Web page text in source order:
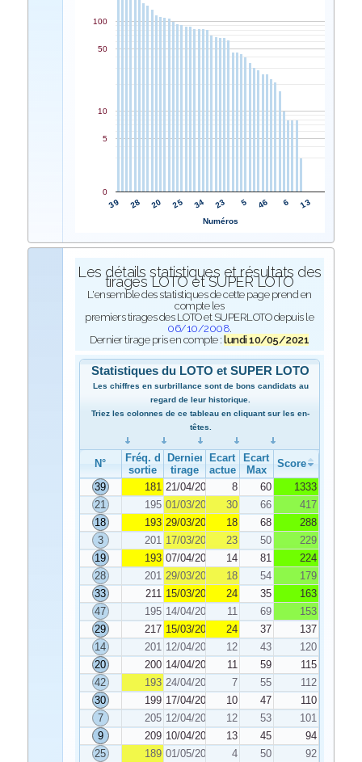
39 28 20 25 34 23 5 46 6 13
0
5
10
50
100
Numéros
Les détails statistiques et résultats des
tirages LOTO et SUPER LOTO
L'ensemble des statistiques de cette page prend en
compte les
premiers tirages des LOTO et SUPERLOTO depuis le
06/10/2008.
Dernier tirage pris en compte :lundi 10/05/2021
Statistiques du LOTO et SUPER LOTO
Les chiffres en surbrillance sont de bons candidats au
regard de leur historique.
Triez les colonnes de ce tableau en cliquant sur les en-
têtes.
N°
Fréq. de
sortie
Dernier
tirage
Ecart
actuel
Ecart
Max
Score
39
181 21/04/2021 8 60
1333
21
195 01/03/2021 30 66
417
18
193 29/03/2021 18 68
288
3
201 17/03/2021 23 50
229
19
193 07/04/2021 14 81
224
28
201 29/03/2021 18 54
179
33
211 15/03/2021 24 35
163
47
195 14/04/2021 11 69
153
29
217 15/03/2021 24 37
137
14
201 12/04/2021 12 43
120
20
200 14/04/2021 11 59
115
42
193 24/04/2021 7 55
112
30
199 17/04/2021 10 47
110
7
205 12/04/2021 12 53
101
9
209 10/04/2021 13 45
94
25
189 01/05/2021 4 50
92